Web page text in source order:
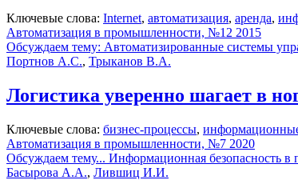
Ключевые слова: Internet, автоматизация, аренда,
Автоматизация в промышленности, №12 2015
Обсуждаем тему: Автоматизированные системы
Портнов А.С., Трыканов В.А.
Логистика уверенно шагает в
Ключевые слова: бизнес-процессы,
Автоматизация в промышленности, №7 2020
Обсуждаем тему... Информационная безопасность
Басырова А.А., Лившиц И.И.